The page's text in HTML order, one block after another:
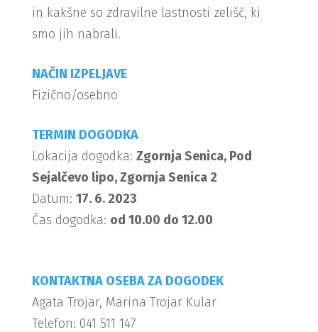
in kakšne so zdravilne lastnosti zelišč, ki
smo jih nabrali.
NAČIN IZPELJAVE
Fizično/osebno
TERMIN DOGODKA
Lokacija dogodka: Zgornja Senica, Pod
Sejalčevo lipo, Zgornja Senica 2
Datum: 17. 6. 2023
Čas dogodka: od 10.00 do 12.00
KONTAKTNA OSEBA ZA DOGODEK
Agata Trojar, Marina Trojar Kular
Telefon: 041 511 147